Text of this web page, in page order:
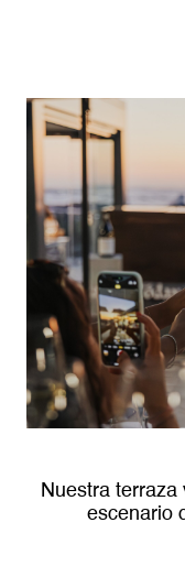
Nuestra
escenario